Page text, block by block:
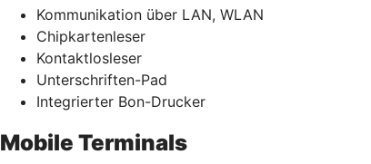
Kommunikation über LAN, WLAN
Chipkartenleser
Kontaktlosleser
Unterschriften-Pad
Integrierter Bon-Drucker
Mobile Terminals